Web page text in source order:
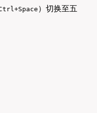
）切换至五